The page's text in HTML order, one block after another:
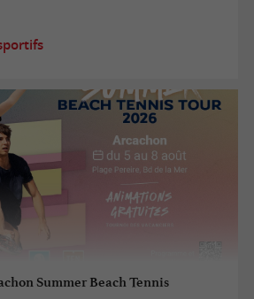
Summer Beach Tennis